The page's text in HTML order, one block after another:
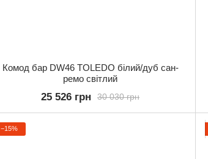
Комод бар DW46 TOLEDO білий/дуб сан-
ремо світлий
30 030 грн
25 526 грн
−15%